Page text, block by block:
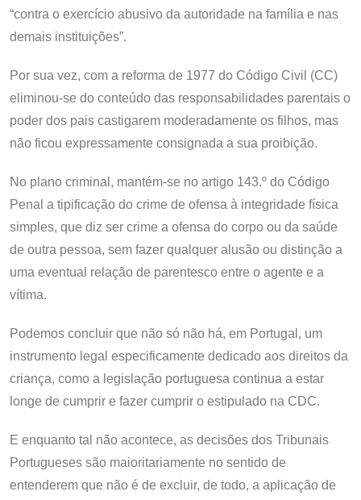
“contra o exercício abusivo da autoridade na família e nas
demais instituições”.
Por sua vez, com a reforma de 1977 do Código Civil (CC)
eliminou-se do conteúdo das responsabilidades parentais o
poder dos pais castigarem moderadamente os filhos, mas
não ficou expressamente consignada a sua proibição.
No plano criminal, mantém-se no artigo 143.º do Código
Penal a tipificação do crime de ofensa à integridade física
simples, que diz ser crime a ofensa do corpo ou da saúde
de outra pessoa, sem fazer qualquer alusão ou distinção a
uma eventual relação de parentesco entre o agente e a
vítima.
Podemos concluir que não só não há, em Portugal, um
instrumento legal especificamente dedicado aos direitos da
criança, como a legislação portuguesa continua a estar
longe de cumprir e fazer cumprir o estipulado na CDC.
E enquanto tal não acontece, as decisões dos Tribunais
Portugueses são maioritariamente no sentido de
entenderem que não é de excluir, de todo, a aplicação de